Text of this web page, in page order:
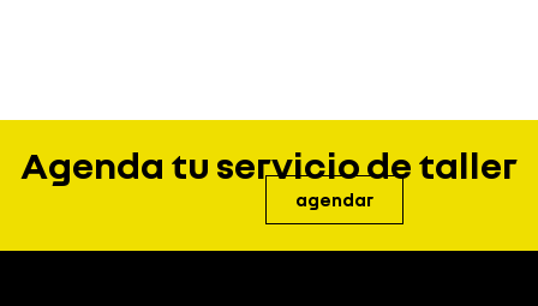
Agenda tu servicio de taller
agendar